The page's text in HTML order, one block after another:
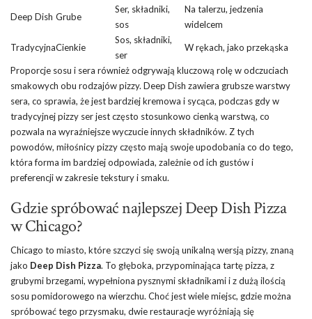
Deep Dish Grube
Ser, składniki,
sos
Na talerzu, jedzenia
widelcem
TradycyjnaCienkie
Sos, składniki,
ser
W rękach, jako przekąska
Proporcje sosu i sera również odgrywają kluczową rolę w odczuciach
smakowych obu rodzajów pizzy. Deep Dish zawiera grubsze warstwy
sera, co sprawia, że jest bardziej kremowa i sycąca, podczas gdy w
tradycyjnej pizzy ser jest często stosunkowo cienką warstwą, co
pozwala na wyraźniejsze wyczucie innych składników. Z tych
powodów, miłośnicy pizzy często mają swoje upodobania co do tego,
która forma im bardziej odpowiada, zależnie od ich gustów i
preferencji w zakresie tekstury i smaku.
Gdzie spróbować najlepszej Deep Dish Pizza
w Chicago?
Chicago to miasto, które szczyci się swoją unikalną wersją pizzy, znaną
jako Deep Dish Pizza. To głęboka, przypominająca tartę pizza, z
grubymi brzegami, wypełniona pysznymi składnikami i z dużą ilością
sosu pomidorowego na wierzchu. Choć jest wiele miejsc, gdzie można
spróbować tego przysmaku, dwie restauracje wyróżniają się